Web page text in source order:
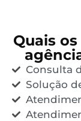
Quais
Consulta
Solução